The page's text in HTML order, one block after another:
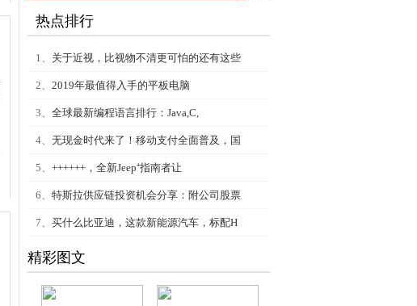
热点排行
1、 关于近视，比视物不清更可怕的还有这些
2、 2019年最值得入手的平板电脑
3、 全球最新编程语言排行：Java,C,
4、 无现金时代来了！移动支付全面普及，国
5、 ++++++，全新Jeep⁺指南者让
6、 特斯拉供应链投资机会分享：附公司股票
7、 买什么比亚迪，这款新能源汽车，标配H
精彩图文